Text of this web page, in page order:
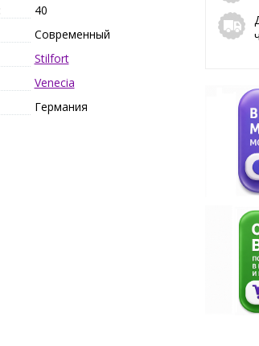
40
Современный
Stilfort
Venecia
Германия